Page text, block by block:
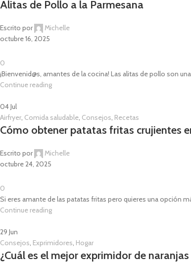
Alitas de Pollo a la Parmesana
Escrito por
Michelle
octubre 16, 2025
0
¡Bienvenid@s, amantes de la cocina! Las alitas de pollo son
Continue reading
04Jul
Airfryer Comida saludable Consejos Recetas
Cómo obtener patatas fritas crujientes
Escrito por
Michelle
octubre 24, 2025
0
Si eres amante de las patatas fritas pero quieres una opción
Continue reading
29 Jun
Consejos Exprimidores Hogar
¿Cuál es el mejor exprimidor de